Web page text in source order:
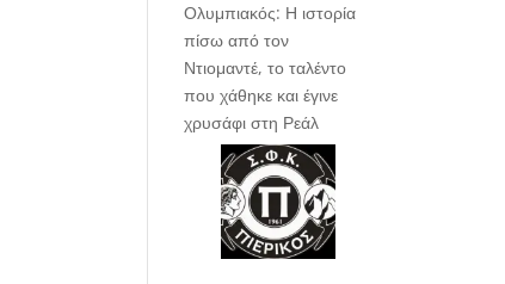
Ολυμπιακός: Η ιστορία
πίσω από τον
Ντιομαντέ, το ταλέντο
που χάθηκε και έγινε
χρυσάφι στη Ρεάλ